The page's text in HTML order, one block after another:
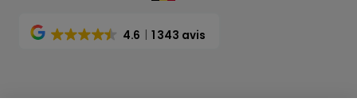
4.6 1 343 avis